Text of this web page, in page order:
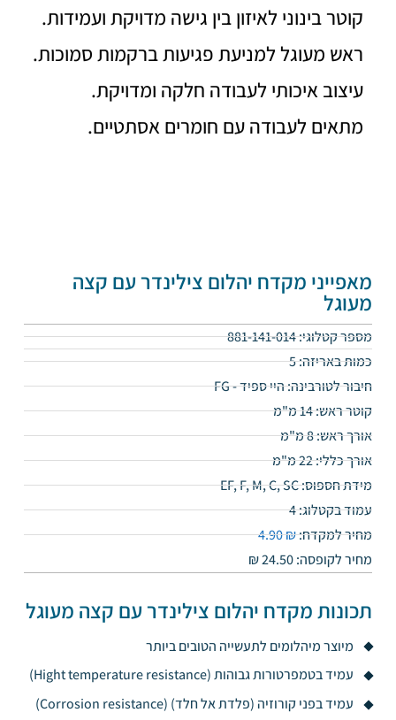
קוטר בינוני לאיזון בין גישה מדויקת ועמידות.
ראש מעוגל למניעת פגיעות ברקמות סמוכות.
עיצוב איכותי לעבודה חלקה ומדויקת.
מתאים לעבודה עם חומרים אסתטיים.
מאפייני מקדח יהלום צילינדר עם קצה
מעוגל
מספר קטלוגי: 881-141-014
כמות באריזה: 5
חיבור לטורבינה: היי ספיד - FG
קוטר ראש: 14 מ"מ
אורך ראש: 8 מ"מ
אורך כללי: 22 מ"מ
מידת חספוס: EF, F, M, C, SC
עמוד בקטלוג: 4
מחיר למקדח:₪
4.90
מחיר לקופסה: 24.50
₪
תכונות מקדח יהלום צילינדר עם קצה מעוגל
מיוצר מיהלומים לתעשייה הטובים ביותר
עמיד בטמפרטורות גבוהות (Hight temperature resistance)
עמיד בפני קורוזיה (פלדת אל חלד) (Corrosion resistance)